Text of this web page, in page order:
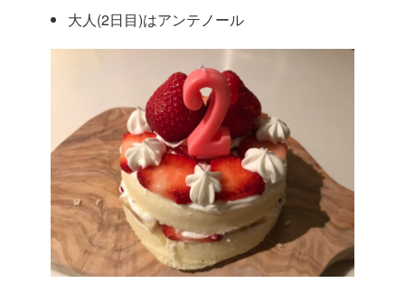
大人(2日目)はアンテノール